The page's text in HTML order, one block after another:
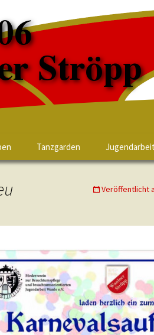
Tanzgarden Jugendarbeit
Veröffentlicht